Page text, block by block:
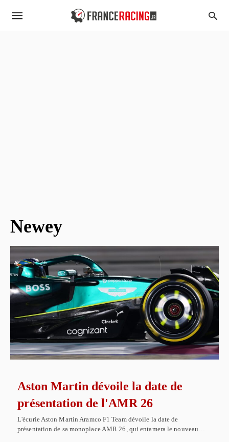
Newey
Aston Martin dévoile la date de
présentation de l'AMR 26
L'écurie Aston Martin Aramco F1 Team dévoile la date de
présentation de sa monoplace AMR 26, qui entamera le nouveau…